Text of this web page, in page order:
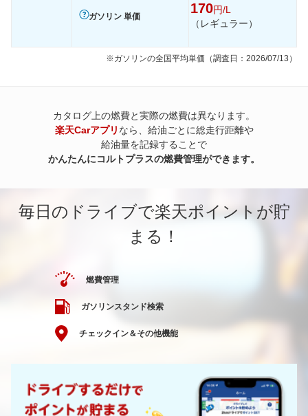
ガソリン 単価
170円/L
（レギュラー）
※ガソリンの全国平均単価（調査日：2026/07/13）
カタログ上の燃費と実際の燃費は異なります。
楽天Carアプリ なら、給油ごとに総走行距離や
給油量を記録することで
かんたんにコルトプラスの燃費管理ができます。
毎日のドライブで楽天ポイントが貯
まる！
燃費管理
ガソリンスタンド検索
チェックイン＆その他機能